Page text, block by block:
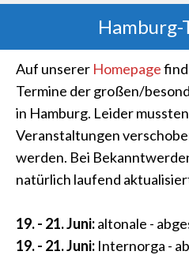
Hamburg-
Auf unserer Homepage
Termine der großen/
in Hamburg. Leider
Veranstaltungen
werden. Bei
natürlich laufend
19. - 21. Juni:altonale -
19. - 21. Juni: Internorga -